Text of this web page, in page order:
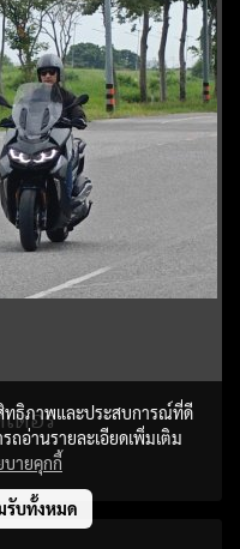
ตอร์
ทธิภาพและประสบการณ์ที่ดี
ถอ่านรายละเอียดเพิ่มเติม
บายคุกกี้
รับทั้งหมด